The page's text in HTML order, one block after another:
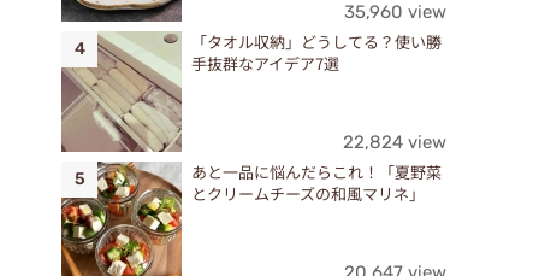
35,960 view
「タオル収納」どうしてる？使い勝
手抜群なアイデア7選
22,824 view
あと一品に悩んだらこれ！「夏野菜
とクリームチーズの和風マリネ」